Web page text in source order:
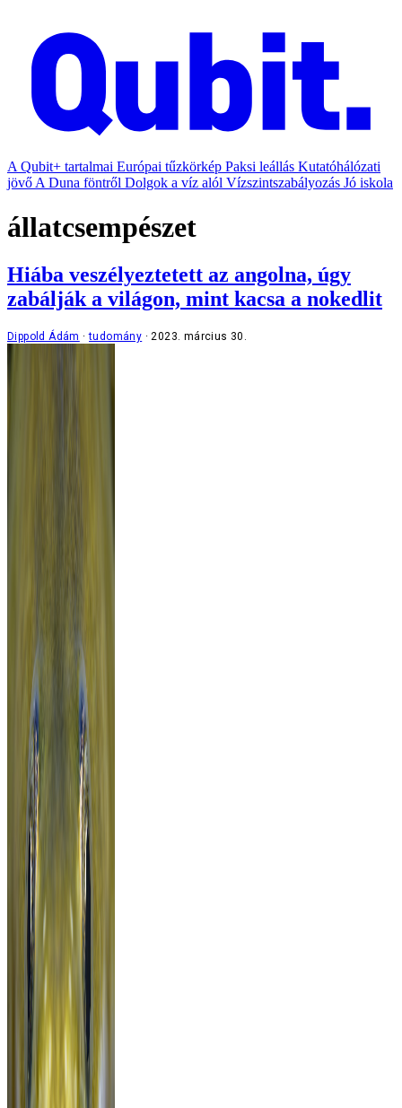
A Qubit+ tartalmai Európai tűzkörkép Paksi leállás Kutatóhálózati
jövő A Duna föntről Dolgok a víz alól Vízszintszabályozás Jó iskola
állatcsempészet
Hiába veszélyeztetett az angolna, úgy
zabálják a világon, mint kacsa a nokedlit
Dippold Ádám tudomány 2023. március 30.